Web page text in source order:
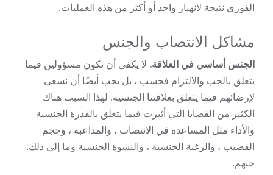
الفوري نتيجة لانهيار واحد أو أكثر من هذه العمليات.
مشاكل الانتصاب والجنس
الجنس أساسي في العلاقة. لا يكفي أن نكون مسؤولين فيما
يتعلق بالحب والالتزام فحسب ، بل يجب أيضًا أن نسعى
لإرضائهم فيما يتعلق بعلاقتنا الجنسية. لهذا السبب هناك
الكثير من القضايا التي أثيرت فيما يتعلق بالقدرة الجنسية
والأداء مثل المساعدة في الانتصاب ، والمداعبة ، وحجم
القضيب ، والرغبة الجنسية ، والنشوة الجنسية وما إلى ذلك.
حبهم.